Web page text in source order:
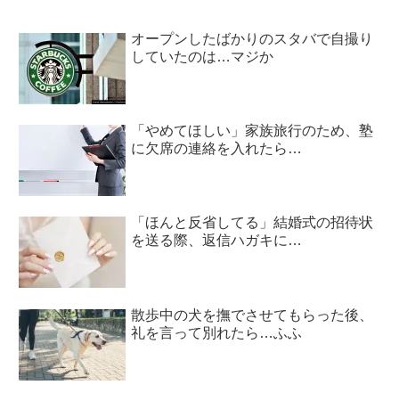
オープンしたばかりのスタバで自撮り
していたのは…マジか
「やめてほしい」家族旅行のため、塾
に欠席の連絡を入れたら…
「ほんと反省してる」結婚式の招待状
を送る際、返信ハガキに…
散歩中の犬を撫でさせてもらった後、
礼を言って別れたら…ふふ